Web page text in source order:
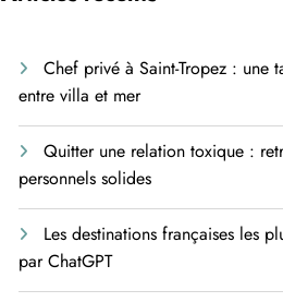
Chef privé à Saint-Tropez : une
entre villa et mer
Quitter une relation toxique :
personnels solides
Les destinations françaises les
par ChatGPT